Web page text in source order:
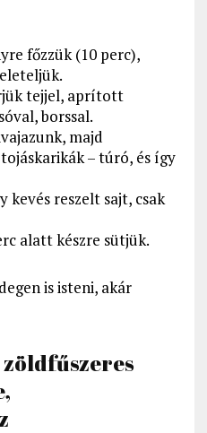
főzzük (10 perc),
tejjel, aprított
borssal.
majd
– túró, és így
kevés reszelt sajt, csak
alatt készre sütjük.
is isteni, akár